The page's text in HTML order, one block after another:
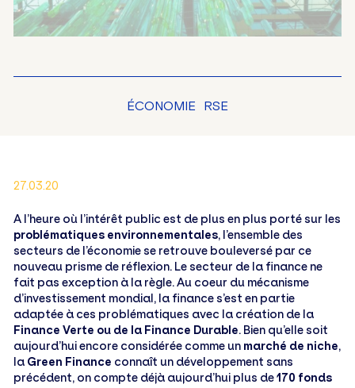
ÉCONOMIE RSE
27.03.20
A l’heure où l’intérêt public est de plus en plus porté sur les
problématiques environnementales, l’ensemble des
secteurs de l’économie se retrouve bouleversé par ce
nouveau prisme de réflexion. Le secteur de la finance ne
fait pas exception à la règle. Au coeur du mécanisme
d’investissement mondial, la finance s’est en partie
adaptée à ces problématiques avec la création de la
Finance Verte ou de la Finance Durable. Bien qu’elle soit
aujourd’hui encore considérée comme un marché de niche,
la Green Finance connaît un développement sans
précédent, on compte déjà aujourd’hui plus de170 fonds